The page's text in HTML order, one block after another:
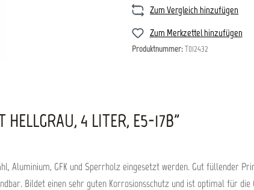
Zum Vergleich hinzufügen
Zum Merkzettel hinzufügen
Produktnummer:T012432
4 LITER, E5-17B"
Aluminium, GFK und Sperrholz eingesetzt werden. Gut füllender
Bildet einen sehr guten Korrosionsschutz und ist optimal für die